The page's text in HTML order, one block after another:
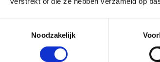
Noodzakelijk